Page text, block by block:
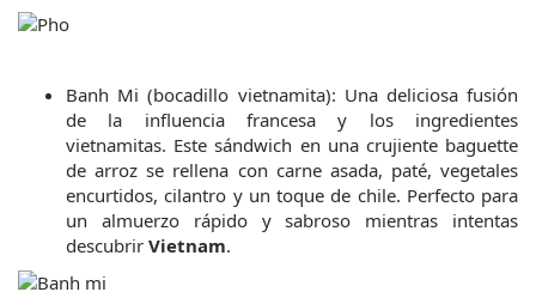
Banh Mi (bocadillo vietnamita): Una deliciosa fusión
de la influencia francesa y los ingredientes
vietnamitas. Este sándwich en una crujiente baguette
de arroz se rellena con carne asada, paté, vegetales
encurtidos, cilantro y un toque de chile. Perfecto para
un almuerzo rápido y sabroso mientras intentas
descubrir Vietnam.